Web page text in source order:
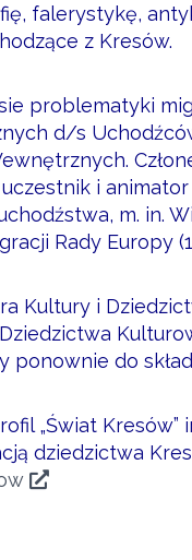
falerystykę,
z Kresów.
problematyki
d/s
i
m. in.
Rady Europy
Kultury i
do
„Świat Kresów”
dziedzictwa